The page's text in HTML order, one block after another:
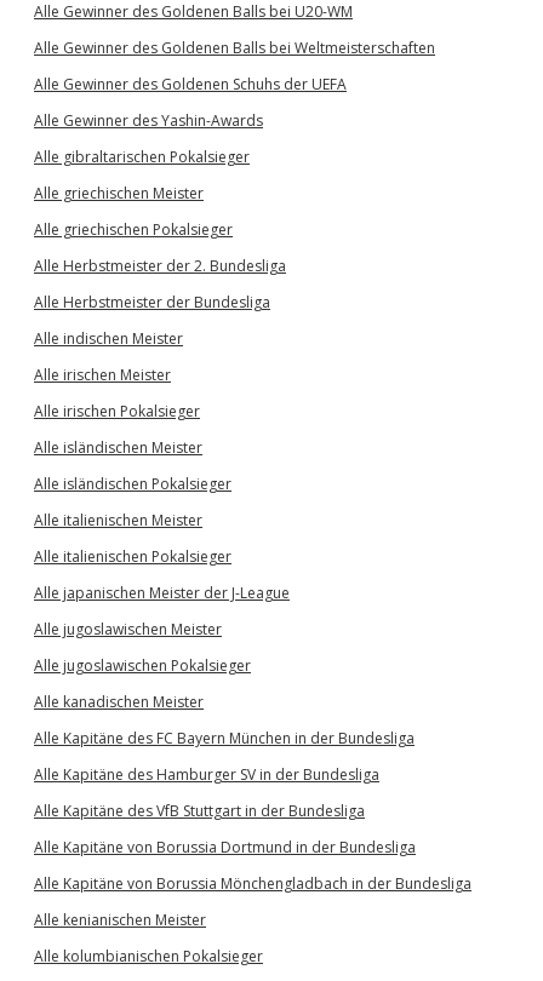
Alle Gewinner des Goldenen Balls bei U20-WM
Alle Gewinner des Goldenen Balls bei Weltmeisterschaften
Alle Gewinner des Goldenen Schuhs der UEFA
Alle Gewinner des Yashin-Awards
Alle gibraltarischen Pokalsieger
Alle griechischen Meister
Alle griechischen Pokalsieger
Alle Herbstmeister der 2. Bundesliga
Alle Herbstmeister der Bundesliga
Alle indischen Meister
Alle irischen Meister
Alle irischen Pokalsieger
Alle isländischen Meister
Alle isländischen Pokalsieger
Alle italienischen Meister
Alle italienischen Pokalsieger
Alle japanischen Meister der J-League
Alle jugoslawischen Meister
Alle jugoslawischen Pokalsieger
Alle kanadischen Meister
Alle Kapitäne des FC Bayern München in der Bundesliga
Alle Kapitäne des Hamburger SV in der Bundesliga
Alle Kapitäne des VfB Stuttgart in der Bundesliga
Alle Kapitäne von Borussia Dortmund in der Bundesliga
Alle Kapitäne von Borussia Mönchengladbach in der Bundesliga
Alle kenianischen Meister
Alle kolumbianischen Pokalsieger